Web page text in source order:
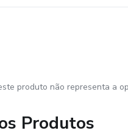
produto não representa a
Produtos